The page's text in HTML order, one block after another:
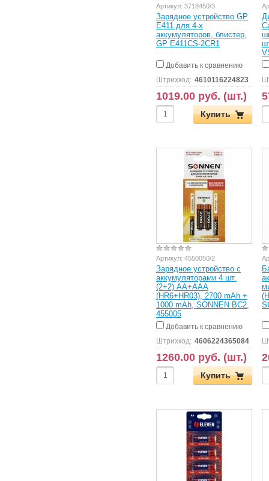
Артикул: 3718450/3
Зарядное устройство GP
Е411 для 4-х
аккумуляторов, блистер,
GP Е411CS-2CR1
Добавить к сравнению
Штрихкод: 4610116224823
1019.00 руб. (шт.)
Купить
Артикул: 4550050/2
Зарядное устройство с
аккумуляторами 4 шт.
(2+2) AA+AAA
(HR6+HR03), 2700 mAh +
1000 mAh, SONNEN BC2,
455005
Добавить к сравнению
Штрихкод: 4606224365084
1260.00 руб. (шт.)
Купить